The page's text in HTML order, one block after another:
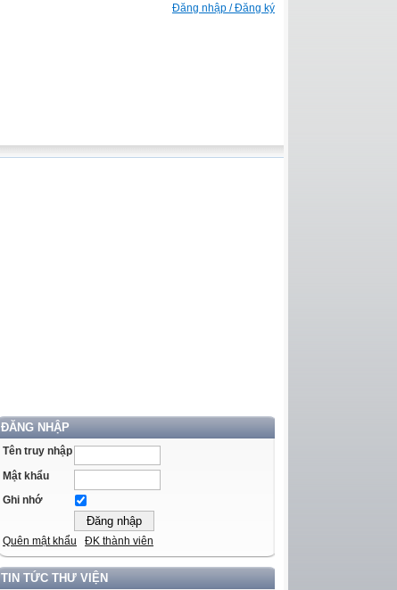
Đăng nhập / Đăng ký
ĐĂNG NHẬP
Tên truy nhập
Mật khẩu
Ghi nhớ
Quên mật khẩu ĐK thành viên
TIN TỨC THƯ VIỆN